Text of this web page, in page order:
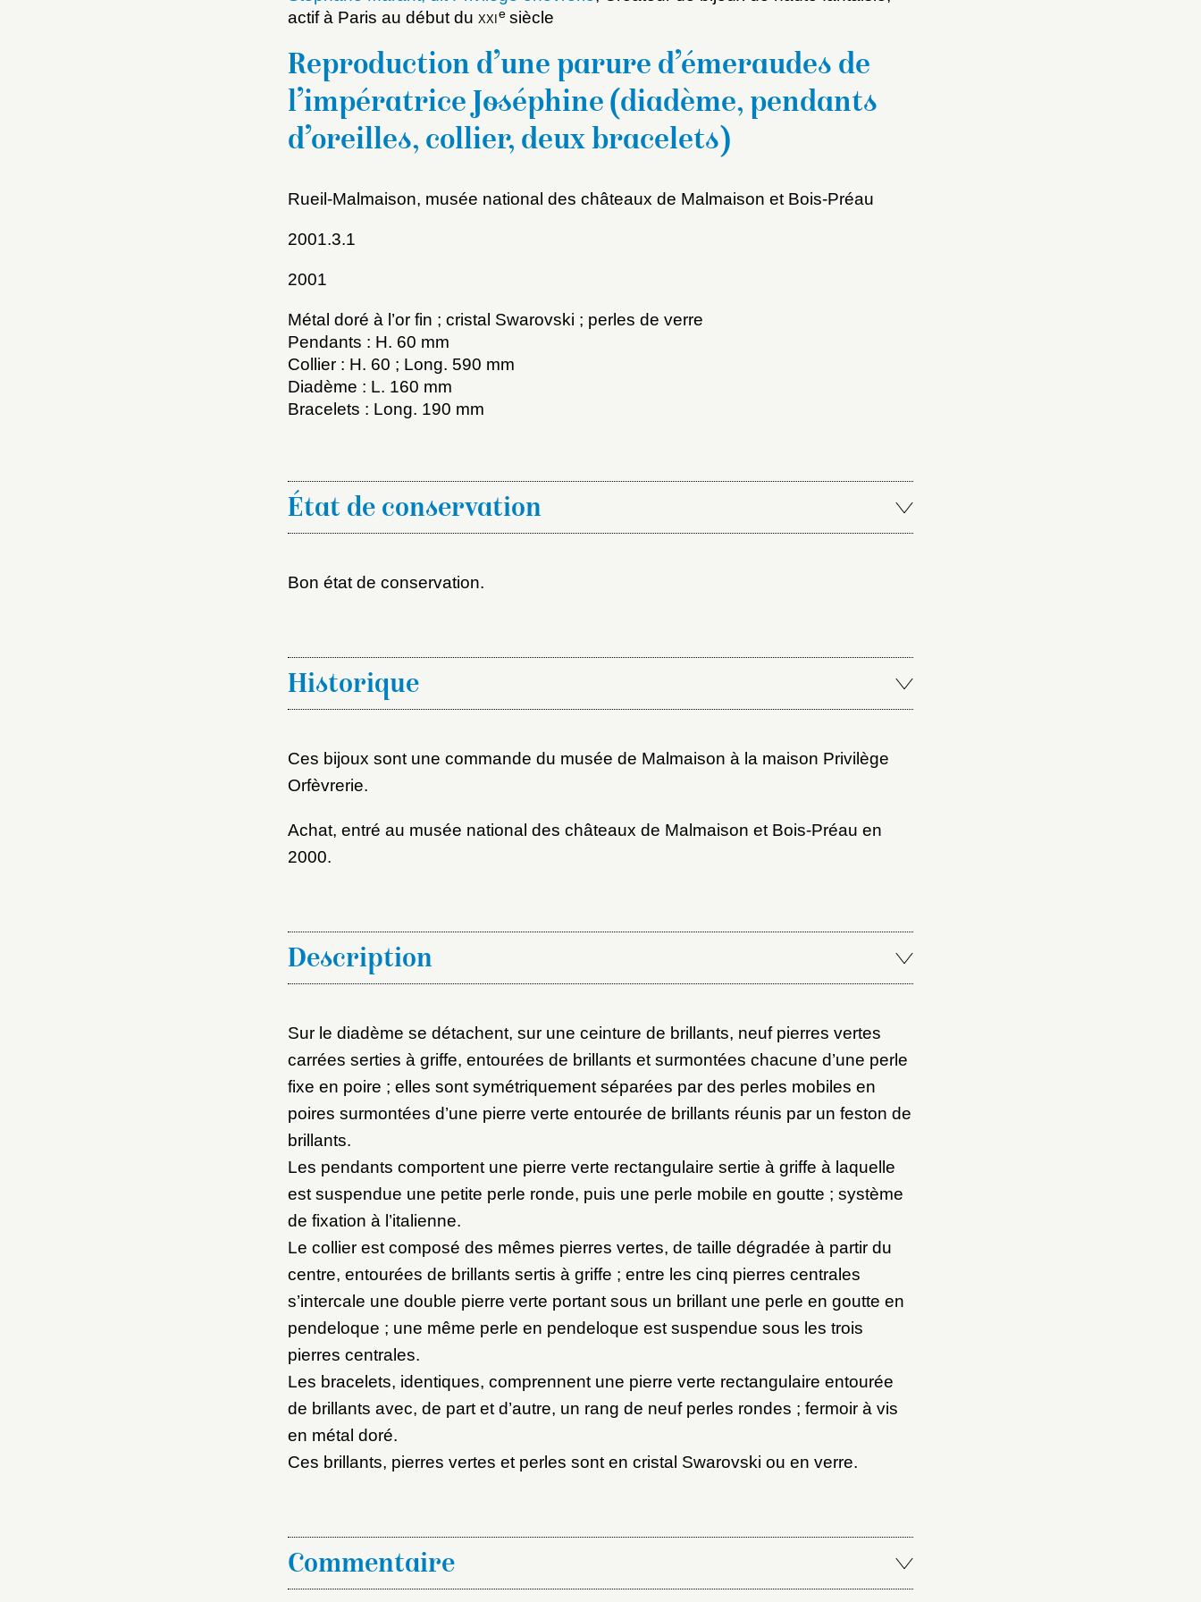
actif à Paris au début du xxiesiècle
Reproduction d’une parure d’émeraudes de
l’impératrice Joséphine (diadème, pendants
d’oreilles, collier, deux bracelets)
Rueil-Malmaison, musée national des châteaux de Malmaison et Bois-Préau
2001.3.1
2001
Métal doré à l’or fin ; cristal Swarovski ; perles de verre
Pendants : H. 60 mm
Collier : H. 60 ; Long. 590 mm
Diadème : L. 160 mm
Bracelets : Long. 190 mm
État de conservation
Bon état de conservation.
Historique
Ces bijoux sont une commande du musée de Malmaison à la maison Privilège
Orfèvrerie.
Achat, entré au musée national des châteaux de Malmaison et Bois-Préau en
2000.
Description
Sur le diadème se détachent, sur une ceinture de brillants, neuf pierres vertes
carrées serties à griffe, entourées de brillants et surmontées chacune d’une perle
fixe en poire ; elles sont symétriquement séparées par des perles mobiles en
poires surmontées d’une pierre verte entourée de brillants réunis par un feston de
brillants.
Les pendants comportent une pierre verte rectangulaire sertie à griffe à laquelle
est suspendue une petite perle ronde, puis une perle mobile en goutte ; système
de fixation à l’italienne.
Le collier est composé des mêmes pierres vertes, de taille dégradée à partir du
centre, entourées de brillants sertis à griffe ; entre les cinq pierres centrales
s’intercale une double pierre verte portant sous un brillant une perle en goutte en
pendeloque ; une même perle en pendeloque est suspendue sous les trois
pierres centrales.
Les bracelets, identiques, comprennent une pierre verte rectangulaire entourée
de brillants avec, de part et d’autre, un rang de neuf perles rondes ; fermoir à vis
en métal doré.
Ces brillants, pierres vertes et perles sont en cristal Swarovski ou en verre.
Commentaire
Choix du dossier où ajouter la notice
Valider
Créer et ajouter
Mot de passe